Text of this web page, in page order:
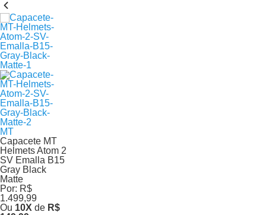
MT
Capacete MT
Helmets Atom 2
SV Emalla B15
Gray Black
Matte
Por: R$
1.499,99
Ou 10X de R$